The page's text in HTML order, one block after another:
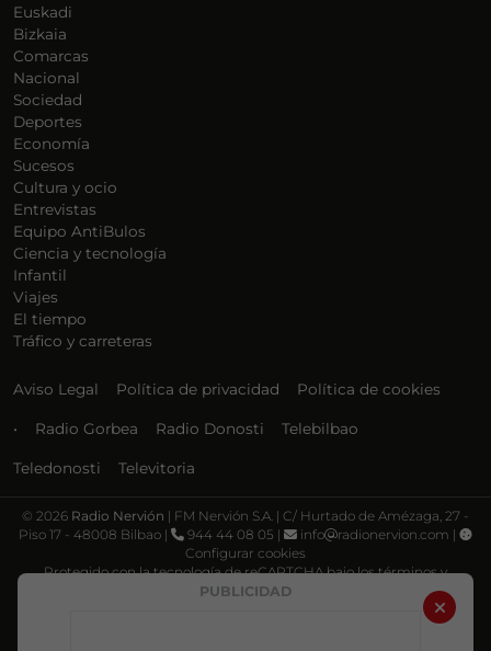
PUBLICIDAD
Euskadi
Bizkaia
Comarcas
Nacional
Sociedad
Deportes
Economía
Sucesos
Cultura y ocio
Entrevistas
Equipo AntiBulos
Ciencia y tecnología
Infantil
Viajes
El tiempo
Tráfico y carreteras
Aviso Legal Política de privacidad Política de cookies
• Radio Gorbea Radio Donosti Telebilbao
Teledonosti Televitoria
© 2026 Radio Nervión | FM Nervión S.A. | C/ Hurtado de Amézaga, 27 -
Piso 17 - 48008 Bilbao |
944 44 08 05 | info
radionervion.com |
Configurar cookies
Protegido con la tecnología de reCAPTCHA bajo los términos y
Política de privacidad Términos de servicio